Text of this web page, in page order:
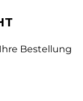
Bestellung